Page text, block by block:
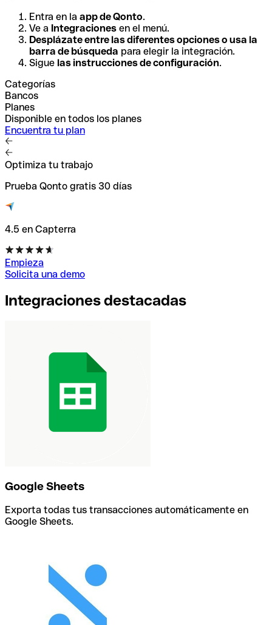
Entra en la app de Qonto.
Ve a Integraciones en el menú.
Desplázate entre las diferentes opciones o usa la
barra de búsqueda para elegir la integración.
Sigue las instrucciones de configuración.
Categorías
Bancos
Planes
Disponible en todos los planes
Encuentra tu plan
Optimiza tu trabajo
Prueba Qonto gratis 30 días
4.5 en Capterra
Empieza
Solicita una demo
Integraciones destacadas
Google Sheets
Exporta todas tus transacciones automáticamente en
Google Sheets.